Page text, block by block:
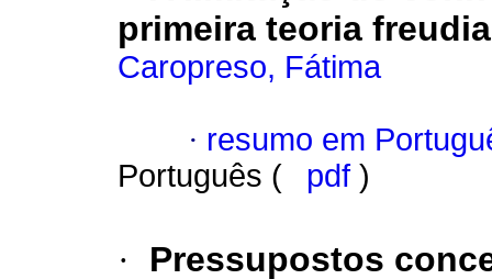
primeira teoria
Caropreso, Fátima
· resumo em
Português (
pdf )
·
Pressupostos